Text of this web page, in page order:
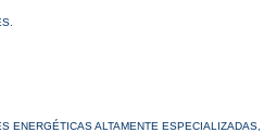
ENERGÉTICAS ALTAMENTE